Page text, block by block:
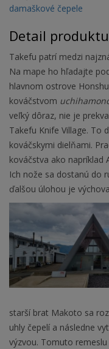
damaškové čepele
Detail produktu
Takefu patrí medzi
Na mape ho hľadajte
hlavnom ostrove
kováčstvom
veľký dôraz, nie je
Takefu Knife Village. To
kováčskymi dielňami.
kováčstva ako napríklad
Ich nože sa dostanú do
ďalšou úlohou je
starší brat Makoto sa
uhly čepelí a následne
výzvou. Tomuto